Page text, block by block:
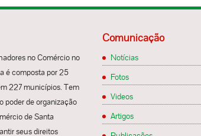
no Comércio no
é composta por 25
227 municípios. Tem
poder de organização
de Santa
seus direitos
Comunicação
Notícias
Fotos
Videos
Artigos